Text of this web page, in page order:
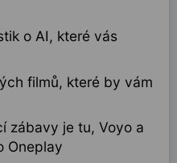
o AI, které vás
filmů, které by vám
zábavy je tu, Voyo a
Oneplay